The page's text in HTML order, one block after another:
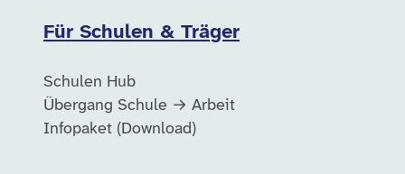
Für Schulen & Träger
Schulen Hub
Übergang Schule → Arbeit
Infopaket (Download)